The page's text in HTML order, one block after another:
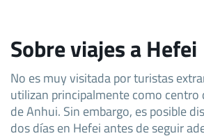
Sobre viajes a Hefei
No es muy visitada por turistas
utilizan principalmente como centro
de Anhui. Sin embargo, es posible
dos días en Hefei antes de seguir